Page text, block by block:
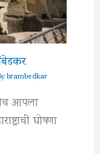
brambedkar
आपला
घोषणा